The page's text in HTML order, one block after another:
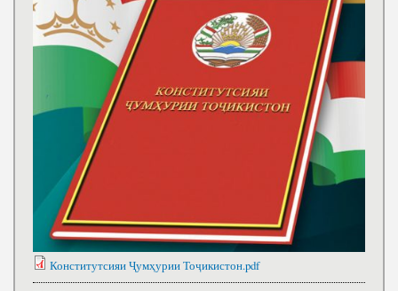
Конститутсияи Ҷумҳурии Тоҷикистон.pdf